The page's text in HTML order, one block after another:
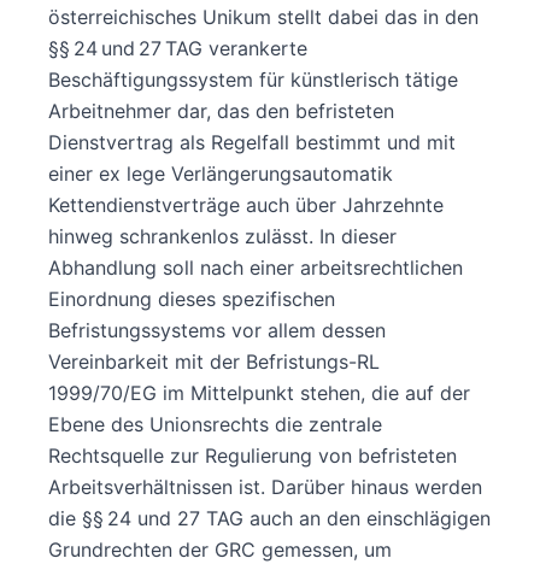
österreichisches Unikum stellt dabei das in den
§§ 24 und 27 TAG verankerte
Beschäftigungssystem für künstlerisch tätige
Arbeitnehmer dar, das den befristeten
Dienstvertrag als Regelfall bestimmt und mit
einer ex lege Verlängerungsautomatik
Kettendienstverträge auch über Jahrzehnte
hinweg schrankenlos zulässt. In dieser
Abhandlung soll nach einer arbeitsrechtlichen
Einordnung dieses spezifischen
Befristungssystems vor allem dessen
Vereinbarkeit mit der Befristungs-RL
1999/70/EG im Mittelpunkt stehen, die auf der
Ebene des Unionsrechts die zentrale
Rechtsquelle zur Regulierung von befristeten
Arbeitsverhältnissen ist. Darüber hinaus werden
die §§ 24 und 27 TAG auch an den einschlägigen
Grundrechten der GRC gemessen, um